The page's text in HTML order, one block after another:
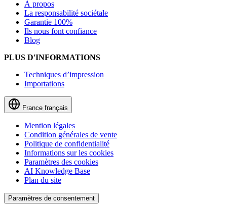
À propos
La responsabilité sociétale
Garantie 100%
Ils nous font confiance
Blog
PLUS D'INFORMATIONS
Techniques d’impression
Importations
France français
Mention légales
Condition générales de vente
Politique de confidentialité
Informations sur les cookies
Paramètres des cookies
AI Knowledge Base
Plan du site
Paramètres de consentement